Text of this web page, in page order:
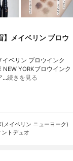
】メイベリン ブロウ
イベリン ブロウインク
YORKブロウインク
…続きを見る
メイベリン ニューヨーク)
トデュオ